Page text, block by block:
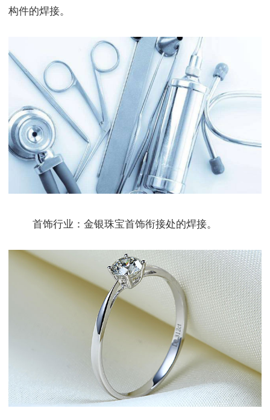
构件的焊接。
首饰行业：金银珠宝首饰衔接处的焊接。